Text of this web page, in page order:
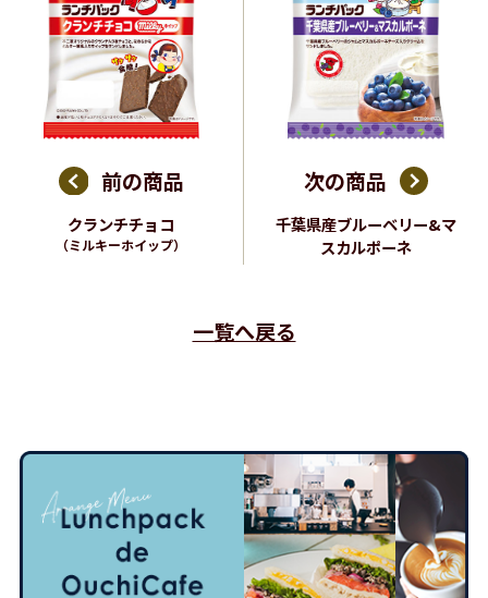
前の商品
クランチチョコ
（ミルキーホイップ）
一覧へ戻る
次の商品
千葉県産ブルーベリー&マ
スカルポーネ